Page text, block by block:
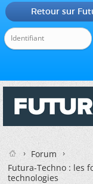
Retour sur
Forum
Futura-Techno : les
technologies